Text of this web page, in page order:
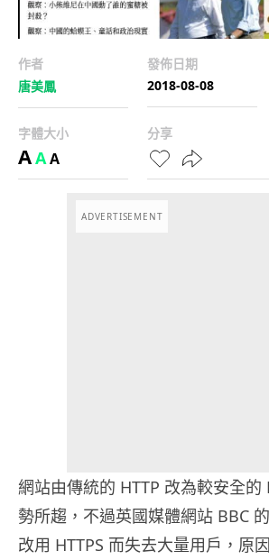
作者
唐美鳳
發佈日期
2018-08-08
字體大小
AAA
分享
ADVERTISEMENT
網站由傳統的 HTTP 改為較安全的
勢所趨，不過英國媒體網站 BBC
改用 HTTPS 而失去大量用戶，原